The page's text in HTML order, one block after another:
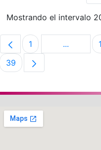
Mostrando el intervalo
Página
1 ...Páginas
Página
39